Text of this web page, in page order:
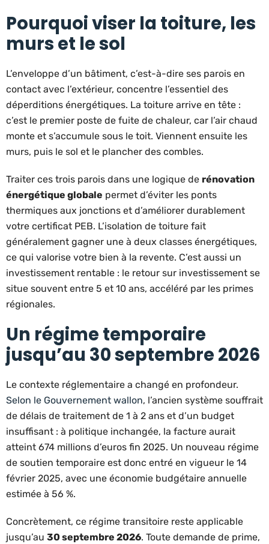
Pourquoi viser la toiture, les
murs et le sol
L’enveloppe d’un bâtiment, c’est-à-dire ses parois en
contact avec l’extérieur, concentre l’essentiel des
déperditions énergétiques. La toiture arrive en tête :
c’est le premier poste de fuite de chaleur, car l’air chaud
monte et s’accumule sous le toit. Viennent ensuite les
murs, puis le sol et le plancher des combles.
Traiter ces trois parois dans une logique de rénovation
énergétique globale permet d’éviter les ponts
thermiques aux jonctions et d’améliorer durablement
votre certificat PEB. L’isolation de toiture fait
généralement gagner une à deux classes énergétiques,
ce qui valorise votre bien à la revente. C’est aussi un
investissement rentable : le retour sur investissement se
situe souvent entre 5 et 10 ans, accéléré par les primes
régionales.
Un régime temporaire
jusqu’au 30 septembre 2026
Le contexte réglementaire a changé en profondeur.
Selon le Gouvernement wallon, l’ancien système souffrait
de délais de traitement de 1 à 2 ans et d’un budget
insuffisant : à politique inchangée, la facture aurait
atteint 674 millions d’euros fin 2025. Un nouveau régime
de soutien temporaire est donc entré en vigueur le 14
février 2025, avec une économie budgétaire annuelle
estimée à 56 %.
Concrètement, ce régime transitoire reste applicable
jusqu’au 30 septembre 2026. Toute demande de prime,